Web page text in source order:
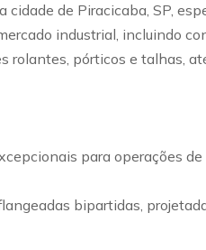
de Piracicaba, SP,
industrial, incluindo
rolantes, pórticos e talhas,
para operações
bipartidas,